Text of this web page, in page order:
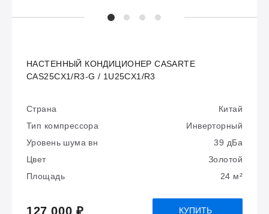
НАСТЕННЫЙ КОНДИЦИОНЕР CASARTE
CAS25CX1/R3-G / 1U25CX1/R3
Страна
Китай
Тип компрессора
Инверторный
Уровень шума вн
39 дБа
Цвет
Золотой
Площадь
24 м²
127 000 ₽ КУПИТЬ